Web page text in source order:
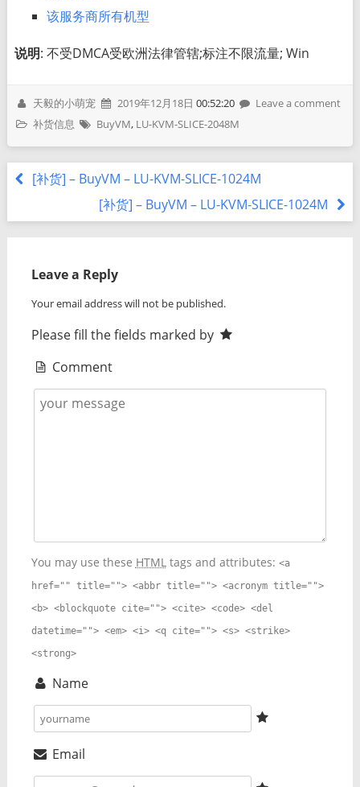
该服务商所有机型
说明: 不受DMCA受欧洲法律管辖;标注不限流量; Win
天毅的小萌宠 2019年12月18日 00:52:20
Leave a comment
补货信息
BuyVM, LU-KVM-SLICE-2048M
[补货] – BuyVM – LU-KVM-SLICE-1024M
[补货] – BuyVM – LU-KVM-SLICE-1024M
Leave a Reply
Your email address will not be published.
Please fill the fields marked by
Comment
You may use these HTMLtags and attributes: <a
href="" title=""> <abbr title=""> <acronym title="">
<b> <blockquote cite=""> <cite> <code> <del
datetime=""> <em> <i> <q cite=""> <s> <strike>
<strong>
Name
Email